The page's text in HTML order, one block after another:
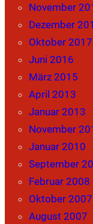
November
Dezember
Oktober 2017
Juni 2016
März 2015
April 2013
Januar 2013
November
Januar 2010
September
Februar 2008
Oktober 2007
August 2007